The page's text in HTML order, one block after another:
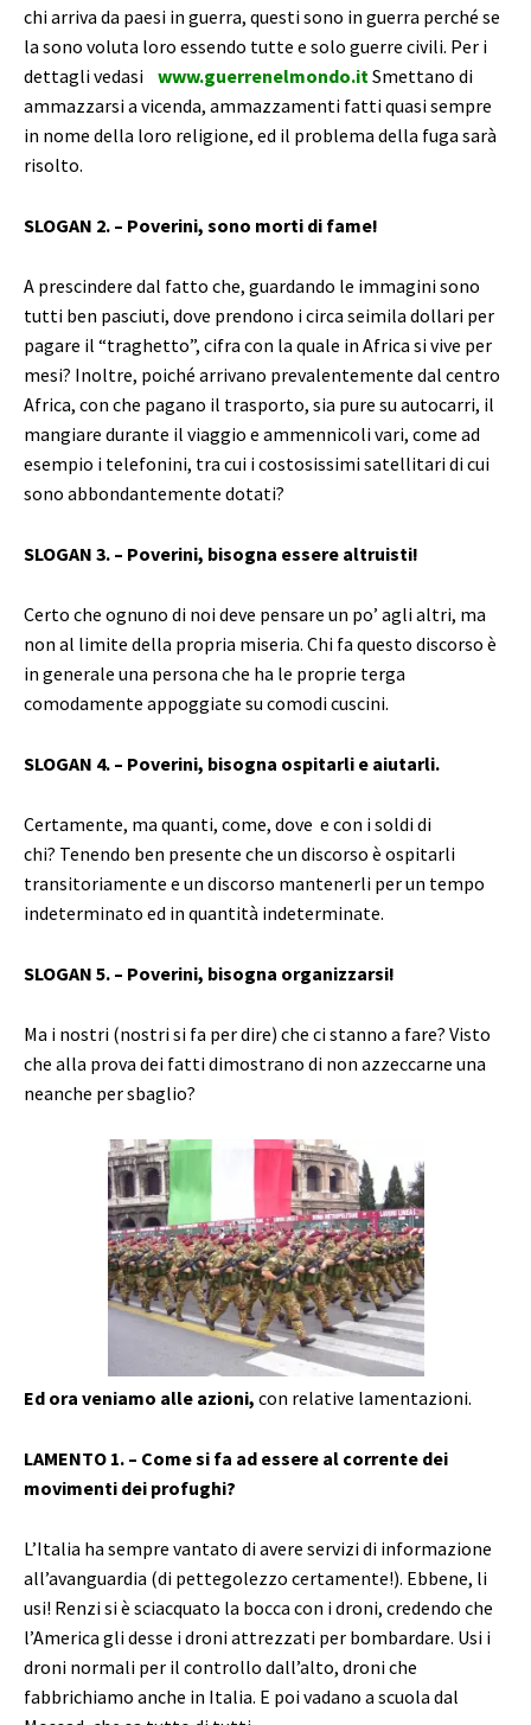
chi arriva da paesi in guerra, questi sono in guerra perché se
la sono voluta loro essendo tutte e solo guerre civili. Per i
dettagli vedasi www.guerrenelmondo.it Smettano di
ammazzarsi a vicenda, ammazzamenti fatti quasi sempre
in nome della loro religione, ed il problema della fuga sarà
risolto.
SLOGAN 2. – Poverini, sono morti di fame!
A prescindere dal fatto che, guardando le immagini sono
tutti ben pasciuti, dove prendono i circa seimila dollari per
pagare il “traghetto”, cifra con la quale in Africa si vive per
mesi? Inoltre, poiché arrivano prevalentemente dal centro
Africa, con che pagano il trasporto, sia pure su autocarri, il
mangiare durante il viaggio e ammennicoli vari, come ad
esempio i telefonini, tra cui i costosissimi satellitari di cui
sono abbondantemente dotati?
SLOGAN 3. – Poverini, bisogna essere altruisti!
Certo che ognuno di noi deve pensare un po’ agli altri, ma
non al limite della propria miseria. Chi fa questo discorso è
in generale una persona che ha le proprie terga
comodamente appoggiate su comodi cuscini.
SLOGAN 4. – Poverini, bisogna ospitarli e aiutarli.
Certamente, ma quanti, come, dove e con i soldi di
chi? Tenendo ben presente che un discorso è ospitarli
transitoriamente e un discorso mantenerli per un tempo
indeterminato ed in quantità indeterminate.
SLOGAN 5. – Poverini, bisogna organizzarsi!
Ma i nostri (nostri si fa per dire) che ci stanno a fare? Visto
che alla prova dei fatti dimostrano di non azzeccarne una
neanche per sbaglio?
Ed ora veniamo alle azioni, con relative lamentazioni.
LAMENTO 1. – Come si fa ad essere al corrente dei
movimenti dei profughi?
L’Italia ha sempre vantato di avere servizi di informazione
all’avanguardia (di pettegolezzo certamente!). Ebbene, li
usi! Renzi si è sciacquato la bocca con i droni, credendo che
l’America gli desse i droni attrezzati per bombardare. Usi i
droni normali per il controllo dall’alto, droni che
fabbrichiamo anche in Italia. E poi vadano a scuola dal